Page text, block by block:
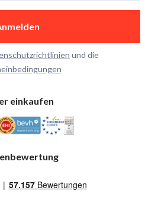
und die
einkaufen